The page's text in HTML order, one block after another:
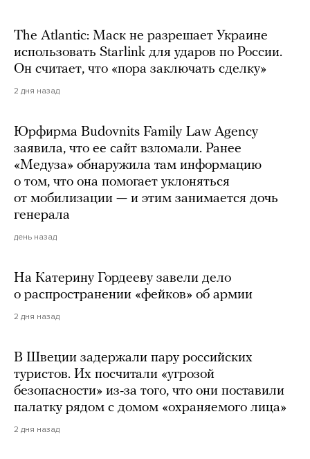
The Atlantic: Маск не разрешает Украине
использовать Starlink для ударов по России.
Он считает, что «пора заключать сделку»
2 дня назад
Юрфирма Budovnits Family Law Agency
заявила, что ее сайт взломали. Ранее
«Медуза» обнаружила там информацию
о том, что она помогает уклоняться
от мобилизации — и этим занимается дочь
генерала
день назад
На Катерину Гордееву завели дело
о распространении «фейков» об армии
2 дня назад
В Швеции задержали пару российских
туристов. Их посчитали «угрозой
безопасности» из-за того, что они поставили
палатку рядом с домом «охраняемого лица»
2 дня назад